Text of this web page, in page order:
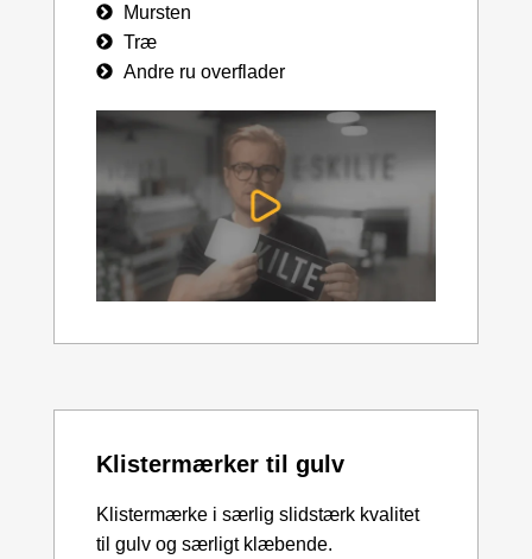
Mursten
Træ
Andre ru overflader
Klistermærker til gulv
Klistermærke i særlig slidstærk kvalitet
til gulv og særligt klæbende.